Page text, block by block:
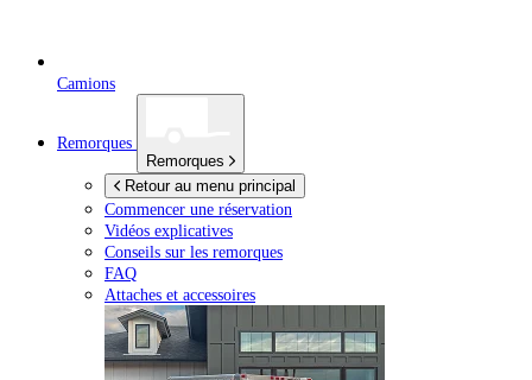
Camions
Remorques
Remorques
Retour au menu principal
Commencer une réservation
Vidéos explicatives
Conseils sur les remorques
FAQ
Attaches et accessoires